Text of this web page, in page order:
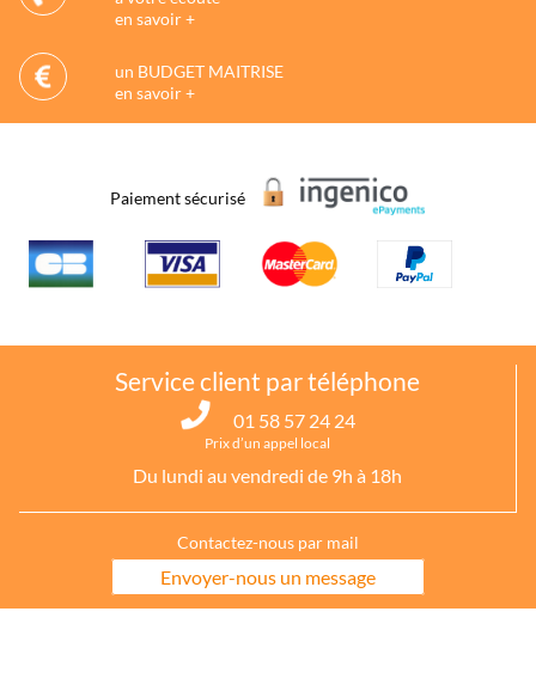
en savoir +
un BUDGET MAITRISE
en savoir +
Paiement sécurisé
Service client par téléphone
01 58 57 24 24
Prix d’un appel local
Du lundi au vendredi de 9h à 18h
Contactez-nous par mail
Envoyer-nous un message